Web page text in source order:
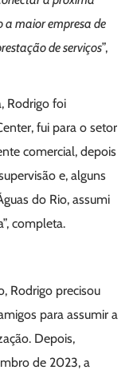
a maior empresa de
de serviços”,
Rodrigo foi
fui para o setor
comercial, depois
e, alguns
do Rio, assumi
completa.
Rodrigo precisou
para assumir a
Depois,
de 2023, a